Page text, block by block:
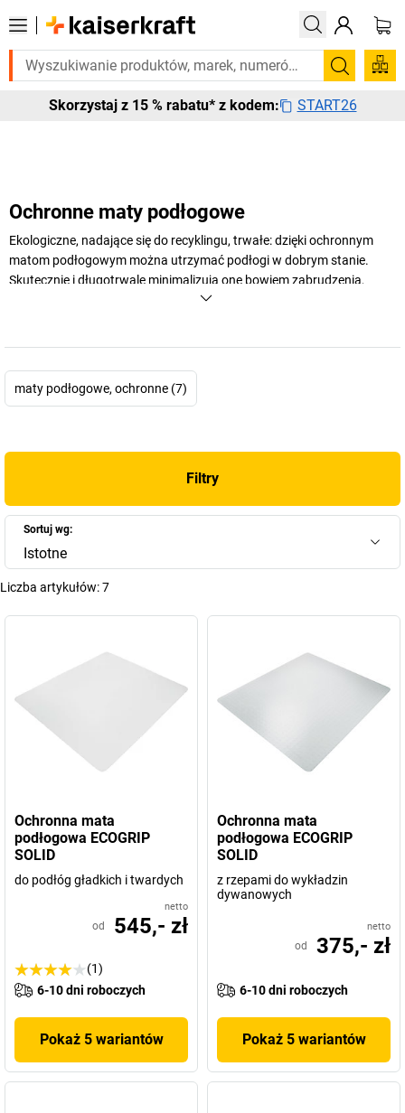
tego pilnie? Wybrane bestsellery dostarczamy w ciągu 2-3 dni
Szukaj
Skorzystaj z 15 % rabatu* z kodem: START26
Ochronne maty podłogowe
Ekologiczne, nadające się do recyklingu, trwałe: dzięki ochronnym
matom podłogowym można utrzymać podłogi w dobrym stanie.
Skutecznie i długotrwale minimalizują one bowiem zabrudzenia,
zarysowania i inne oznaki zużycia. W sklepie internetowym
+Pokaż więcej
maty podłogowe, ochronne (7)
Filtry
Sortuj wg:
Istotne
Liczba artykułów:7
Ochronna mata
podłogowa ECOGRIP
SOLID
do podłóg gładkich i twardych
netto
od 545,- zł
(1)
6-10 dni roboczych
Pokaż 5 wariantów
Ochronna mata
podłogowa ECOGRIP
SOLID
z rzepami do wykładzin
dywanowych
netto
od 375,- zł
6-10 dni roboczych
Pokaż 5 wariantów